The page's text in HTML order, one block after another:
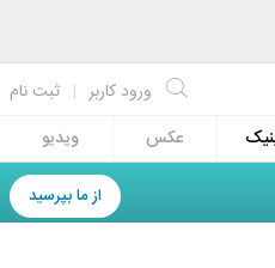
ثبت نام | ورود کاربر
عکس ویدیو
از ما بپرسید